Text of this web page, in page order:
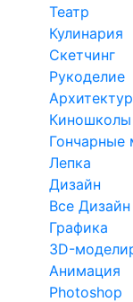
Театр
Кулинария
Скетчинг
Рукоделие
Киношколы
Гончарные
Лепка
Дизайн
Все Дизайн
Графика
3D-
Анимация
Photoshop